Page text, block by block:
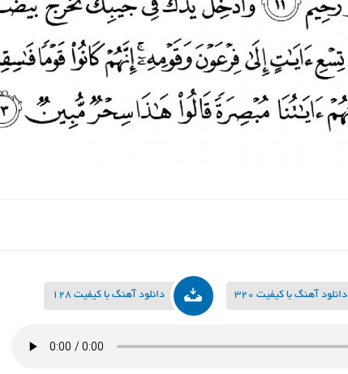
دانلود آهنگ با کیفیت 320 دانلود آهنگ با کیفیت 128